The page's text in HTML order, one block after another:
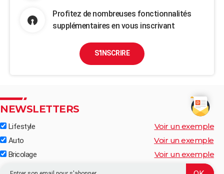
Profitez de nombreuses fonctionnalités
supplémentaires en vous inscrivant
S'INSCRIRE
NEWSLETTERS
Lifestyle Voir un exemple
Auto Voir un exemple
Bricolage Voir un exemple